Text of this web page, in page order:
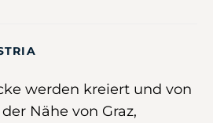
werden kreiert und von
Nähe von Graz,